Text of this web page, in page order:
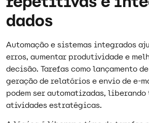
dados
Automação e sistemas integrados
erros, aumentar produtividade e
decisão. Tarefas como lançamento
geração de relatórios e envio de e-
podem ser automatizadas, liberando
atividades estratégicas.